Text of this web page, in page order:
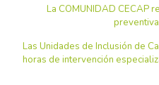
La COMUNIDAD CECAP
Las Unidades de Inclusión de
horas de intervención